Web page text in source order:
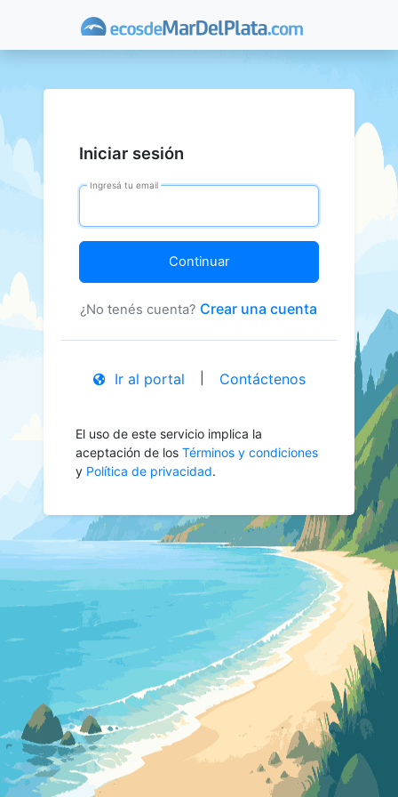
Iniciar sesión
Ingresá tu email
Continuar
¿No tenés cuenta? Crear una cuenta
Ir al portal Contáctenos
El uso de este servicio implica la
aceptación de los Términos y condiciones
y Política de privacidad.